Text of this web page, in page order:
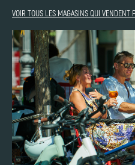
VOIR TOUS LES MAGASINS QUI VENDENT